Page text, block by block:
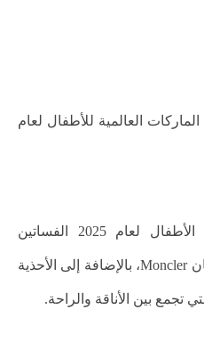
العالمية للأطفال لعام
تشمل أحدث صيحات موضة الأطفال لعام 2025 الفساتين
الصيفية من Casablanca وقمصان Moncler، بالإضافة إلى الأحذية